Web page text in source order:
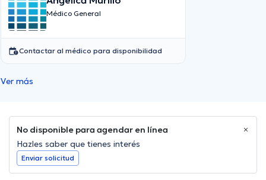
Médico General
Contactar al médico para disponibilidad
Ver más
No disponible para agendar en línea
Hazles saber que tienes interés
Enviar solicitud